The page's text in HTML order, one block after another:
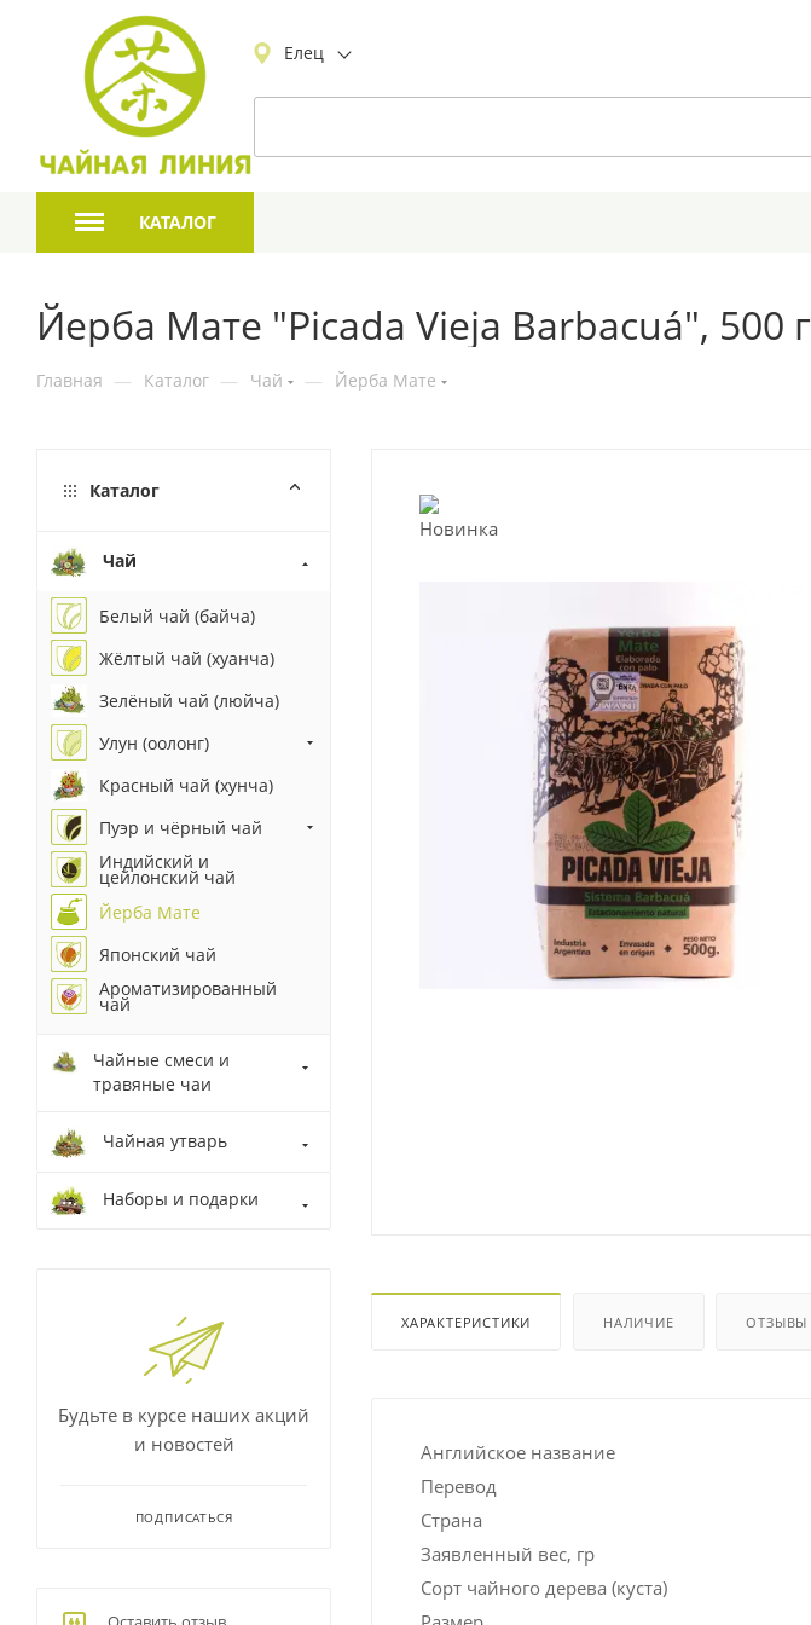
Елец
КАТАЛОГ
Йерба Мате "Picada Vieja Barbacuá", 500 г
Главная — Каталог — Чай — Йерба Мате
ХАРАКТЕРИСТИКИ НАЛИЧИЕ ОТЗЫВЫ
Английское название
Перевод
Страна
Заявленный вес, гр
Сорт чайного дерева (куста)
Каталог
Чай
Белый чай (байча)
Жёлтый чай (хуанча)
Зелёный чай (люйча)
Улун (оолонг)
Красный чай (хунча)
Пуэр и чёрный чай
Индийский и
цейлонский чай
Йерба Мате
Японский чай
Ароматизированный
чай
Чайные смеси и
травяные чаи
Чайная утварь
Наборы и подарки
Будьте в курсе наших акций
и новостей
ПОДПИСАТЬСЯ